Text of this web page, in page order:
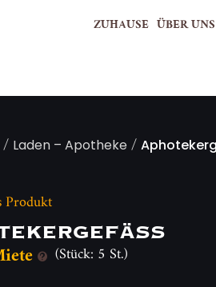
ZUHAUSE ÜBER UNS
/ Laden – Apotheke/
Produkt
(Stück: 5 St.)